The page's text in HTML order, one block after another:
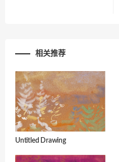
相关推荐
Untitled Drawing